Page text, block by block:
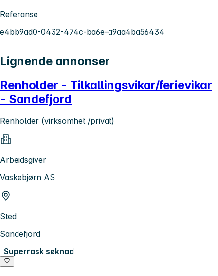
Referanse
e4bb9ad0-0432-474c-ba6e-a9aa4ba56434
Lignende annonser
Renholder - Tilkallingsvikar/ferievikar
- Sandefjord
Renholder (virksomhet /privat)
Arbeidsgiver
Vaskebjørn AS
Sted
Sandefjord
Superrask søknad